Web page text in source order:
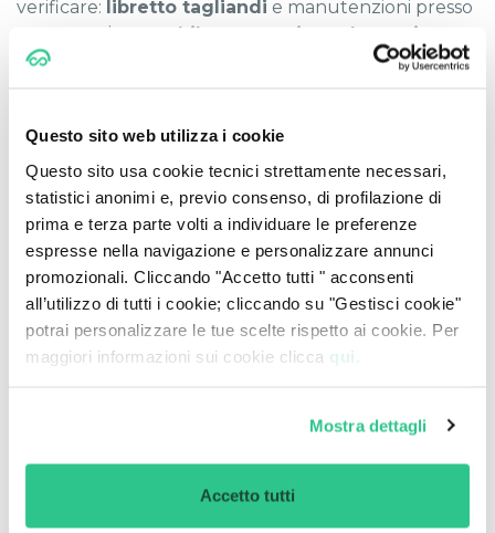
Questo sito web utilizza i cookie
Questo sito usa cookie tecnici strettamente necessari,
statistici anonimi e, previo consenso, di profilazione di
prima e terza parte volti a individuare le preferenze
espresse nella navigazione e personalizzare annunci
promozionali. Cliccando "Accetto tutti " acconsenti
all’utilizzo di tutti i cookie; cliccando su "Gestisci cookie"
potrai personalizzare le tue scelte rispetto ai cookie. Per
maggiori informazioni sui cookie clicca qui.
Mostra dettagli
Accetto tutti
verificare: libretto tagliandi e manutenzioni presso
rete autorizzata,
chilometraggio reale
storico
incidenti
garanzia residuae
Un'alternativa nella stessa
gamma: la Citroën C4
Se cerchi una compatta di dimensioni superiori, con
più spazio interno e un posizionamento
leggermente più alto in gamma, vale la pena
confrontare anche laCitroën C4. Suprezzi e
offerte Citroën C4trovi il listino aggiornato e un
confronto diretto tra i due modelli.
Quanto costa la Citroën C3?